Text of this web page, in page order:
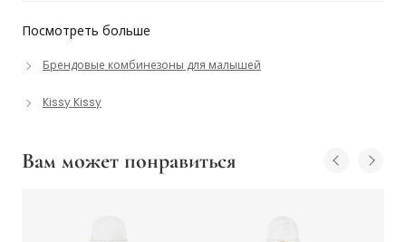
Посмотреть больше
Брендовые комбинезоны для малышей
Kissy Kissy
Вам может понравиться